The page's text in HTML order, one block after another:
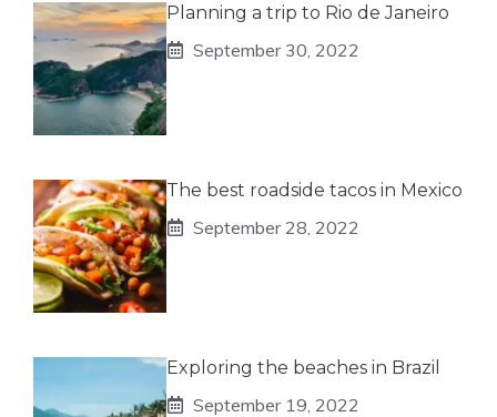
Planning a trip to Rio de Janeiro
September 30, 2022
The best roadside tacos in Mexico
September 28, 2022
Exploring the beaches in Brazil
September 19, 2022